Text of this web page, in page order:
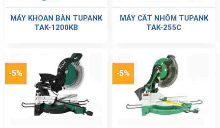
MÁY KHOAN BÀN TUPANK
TAK-1200KB
MÁY CẮT NHÔM TUPANK
TAK-255C
-5% -5%